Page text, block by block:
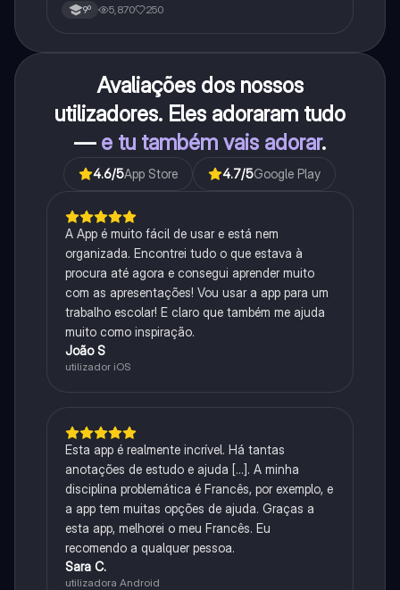
9º 5,870 250
Avaliações dos nossos
utilizadores. Eles adoraram tudo
— e tu também vais adorar.
4.6/5App Store 4.7/5Google Play
A App é muito fácil de usar e está nem
organizada. Encontrei tudo o que estava à
procura até agora e consegui aprender muito
com as apresentações! Vou usar a app para um
trabalho escolar! E claro que também me ajuda
muito como inspiração.
João S
utilizador iOS
Esta app é realmente incrível. Há tantas
anotações de estudo e ajuda [...]. A minha
disciplina problemática é Francês, por exemplo, e
a app tem muitas opções de ajuda. Graças a
esta app, melhorei o meu Francês. Eu
recomendo a qualquer pessoa.
Sara C.
utilizadora Android